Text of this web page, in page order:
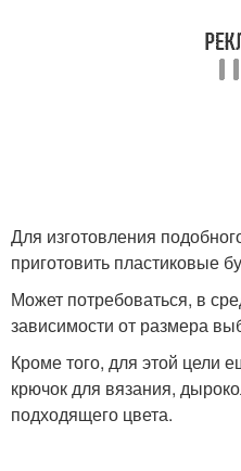
Для изготовления
приготовить пластиковые
Может потребоваться, в
зависимости от размера
Кроме того, для этой цели
крючок для вязания,
подходящего цвета.